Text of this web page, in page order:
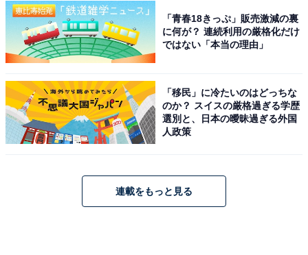
こちらもおすすめ
好き＆行ってみたい「九州・沖縄の水族館」ラ
「青春18きっぷ」販売激減の裏
に何が？ 連続利用の厳格化だけ
ではない「本当の理由」
「移民」に冷たいのはどっちな
のか？ スイスの厳格過ぎる学歴
選別と、日本の曖昧過ぎる外国
人政策
連載をもっと見る